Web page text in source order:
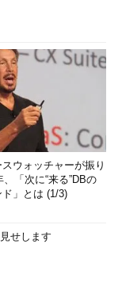
ウォッチャーが振り
「次に“来る”DBの
」とは (1/3)
せします